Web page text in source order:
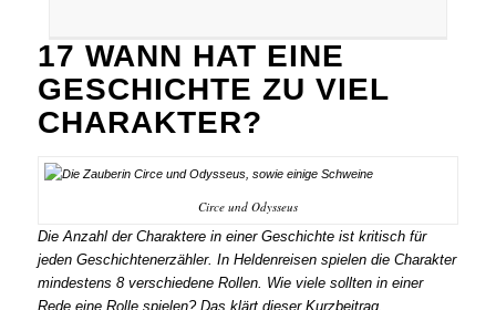
17 WANN HAT EINE
GESCHICHTE ZU VIEL
CHARAKTER?
Circe und Odysseus
Die Anzahl der Charaktere in einer Geschichte ist kritisch für
jeden Geschichtenerzähler. In Heldenreisen spielen die Charakter
mindestens 8 verschiedene Rollen. Wie viele sollten in einer
Rede eine Rolle spielen? Das klärt dieser Kurzbeitrag.